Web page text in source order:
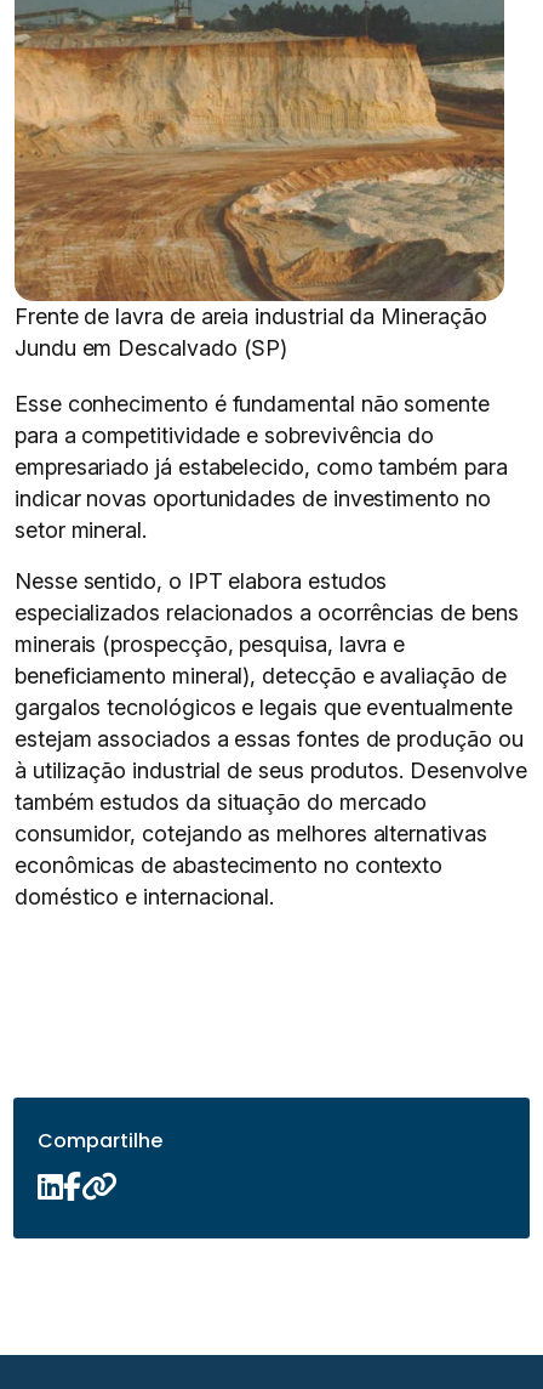
Frente de lavra de areia industrial da Mineração
Jundu em Descalvado (SP)
Esse conhecimento é fundamental não somente
para a competitividade e sobrevivência do
empresariado já estabelecido, como também para
indicar novas oportunidades de investimento no
setor mineral.
Nesse sentido, o IPT elabora estudos
especializados relacionados a ocorrências de bens
minerais (prospecção, pesquisa, lavra e
beneficiamento mineral), detecção e avaliação de
gargalos tecnológicos e legais que eventualmente
estejam associados a essas fontes de produção ou
à utilização industrial de seus produtos. Desenvolve
também estudos da situação do mercado
consumidor, cotejando as melhores alternativas
econômicas de abastecimento no contexto
doméstico e internacional.
Compartilhe